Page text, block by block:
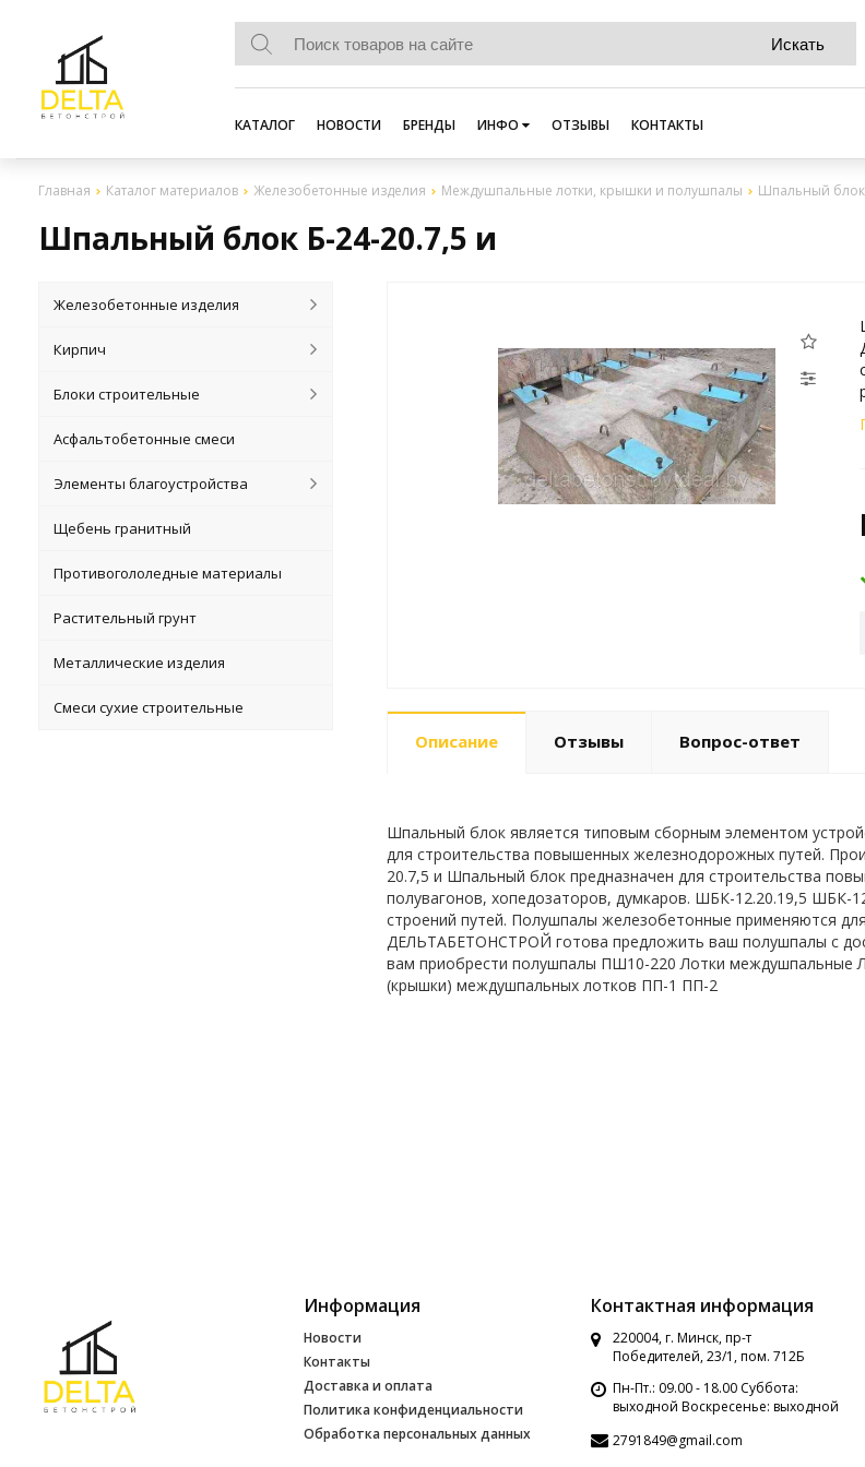
КАТАЛОГ НОВОСТИ БРЕНДЫ ИНФО ОТЗЫВЫ КОНТАКТЫ
Главная Каталог материалов Железобетонные изделия Междушпальные лотки, крышки и полушпалы Шпальный блок
Шпальный блок Б-24-20.7,5 и
Железобетонные изделия
Кирпич
Блоки строительные
Асфальтобетонные смеси
Элементы благоустройства
Щебень гранитный
Противогололедные материалы
Растительный грунт
Металлические изделия
Смеси сухие строительные
Описание Отзывы Вопрос-ответ
Шпальный блок является типовым сборным элементом
для строительства повышенных железнодорожных путей.
20.7,5 и Шпальный блок предназначен для строительства
полувагонов, хопедозаторов, думкаров. ШБК-12.20.19,5 ШБК-
строений путей. Полушпалы железобетонные применяются
ДЕЛЬТАБЕТОНСТРОЙ готова предложить ваш полушпалы с
вам приобрести полушпалы ПШ10-220 Лотки междушпальные
(крышки) междушпальных лотков ПП-1 ПП-2
Информация
Новости
Контакты
Доставка и оплата
Политика конфиденциальности
Обработка персональных данных
Контактная информация
220004, г. Минск, пр-т
Победителей, 23/1, пом. 712Б
Пн-Пт.: 09.00 - 18.00 Суббота:
выходной Воскресенье: выходной
2791849@gmail.com